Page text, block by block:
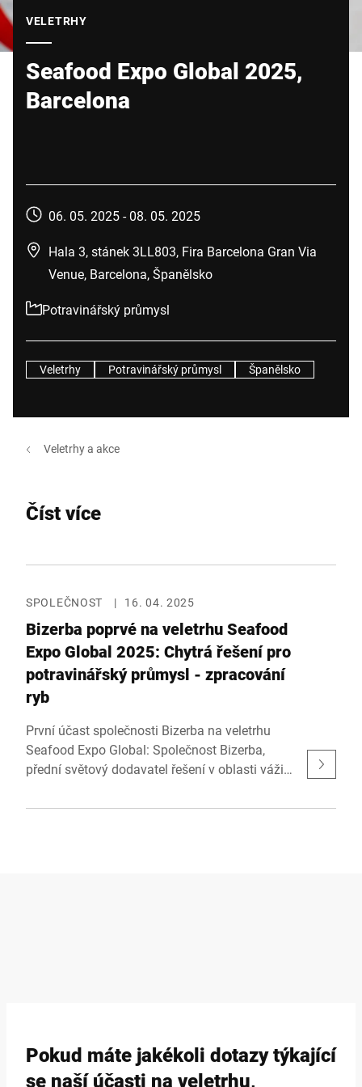
VELETRHY
Seafood Expo Global 2025,
Barcelona
06. 05. 2025 -08. 05. 2025
Hala 3, stánek 3LL803, Fira Barcelona Gran Via
Venue, Barcelona, Španělsko
Potravinářský průmysl
Veletrhy Potravinářský průmysl Španělsko
Veletrhy a akce
Číst více
SPOLEČNOST | 16. 04. 2025
Bizerba poprvé na veletrhu Seafood
Expo Global 2025: Chytrá řešení pro
potravinářský průmysl - zpracování
ryb
První účast společnosti Bizerba na veletrhu
Seafood Expo Global: Společnost Bizerba,
přední světový dodavatel řešení v oblasti vážicí
softwaru, poprvé představí svou širokou
Pokud máte jakékoli dotazy týkající
se naší účasti na veletrhu,